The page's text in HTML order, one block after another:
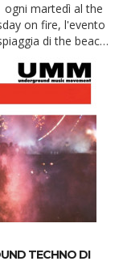
on fire, l'evento
di the beach.
TECHNO DI